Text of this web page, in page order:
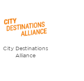
City Destinations
Alliance